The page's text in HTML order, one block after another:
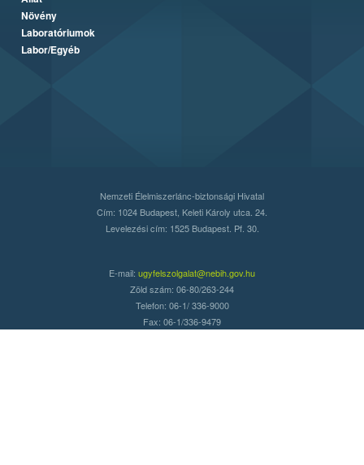
Növény
Laboratóriumok
Labor/Egyéb
Nemzeti Élelmiszerlánc-biztonsági Hivatal
Cím: 1024 Budapest, Keleti Károly utca. 24.
Levelezési cím: 1525 Budapest. Pf. 30.
E-mail: ugyfelszolgalat@nebih.gov.hu
Zöld szám: 06-80/263-244
Telefon: 06-1/ 336-9000
Fax: 06-1/336-9479